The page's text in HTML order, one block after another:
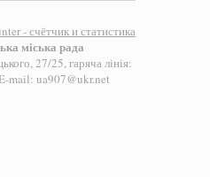
міська рада
27/25, гаряча лінія:
mail: ua907@ukr.net